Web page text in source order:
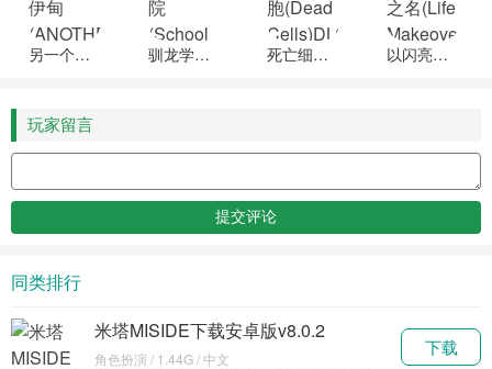
另一个伊甸(ANOTHER EDEN)内置作弊菜单 驯龙学院(School of Dragons)官方版下载 死亡细胞(Dead Cells)DLC破解版免费下载 以闪亮之名(Life Makeover)新马服最新版
玩家留言
同类排行
米塔MISIDE下载安卓版v8.0.2
角色扮演 / 1.44G / 中文
下载